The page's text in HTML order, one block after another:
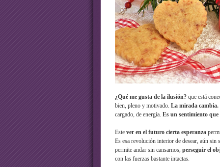
¿Qué me gusta de la ilusión?que está
bien, pleno y motivado. La mirada cambia.
cargado, de energía. Es un sentimiento que
Este ver en el futuro cierta esperanza
Es esa revolución interior de desear, aún sin
permite andar sin cansarnos, perseguir el
con las fuerzas bastante intactas.